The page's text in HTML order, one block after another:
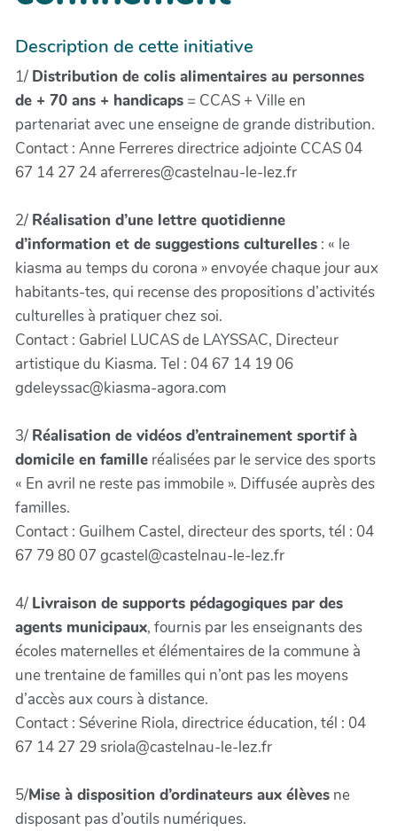
Description de cette initiative
1/ Distribution de colis alimentaires au personnes
de + 70 ans + handicaps = CCAS + Ville en
partenariat avec une enseigne de grande distribution.
Contact : Anne Ferreres directrice adjointe CCAS 04
67 14 27 24 aferreres@castelnau-le-lez.fr
2/ Réalisation d’une lettre quotidienne
d’information et de suggestions culturelles : « le
kiasma au temps du corona » envoyée chaque jour aux
habitants-tes, qui recense des propositions d’activités
culturelles à pratiquer chez soi.
Contact : Gabriel LUCAS de LAYSSAC, Directeur
artistique du Kiasma. Tel : 04 67 14 19 06
gdeleyssac@kiasma-agora.com
3/ Réalisation de vidéos d’entrainement sportif à
domicile en famille réalisées par le service des sports
« En avril ne reste pas immobile ». Diffusée auprès des
familles.
Contact : Guilhem Castel, directeur des sports, tél : 04
67 79 80 07 gcastel@castelnau-le-lez.fr
4/ Livraison de supports pédagogiques par des
agents municipaux, fournis par les enseignants des
écoles maternelles et élémentaires de la commune à
une trentaine de familles qui n’ont pas les moyens
d’accès aux cours à distance.
Contact : Séverine Riola, directrice éducation, tél : 04
67 14 27 29 sriola@castelnau-le-lez.fr
5/Mise à disposition d’ordinateurs aux élèves ne
disposant pas d’outils numériques.